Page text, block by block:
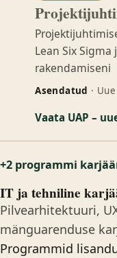
Lean Six
rakendamiseni
Asendatud ·
Vaata UAP –
+2 programmi
IT ja tehniline
Pilvearhitektuuri,
mänguarenduse
Programmid